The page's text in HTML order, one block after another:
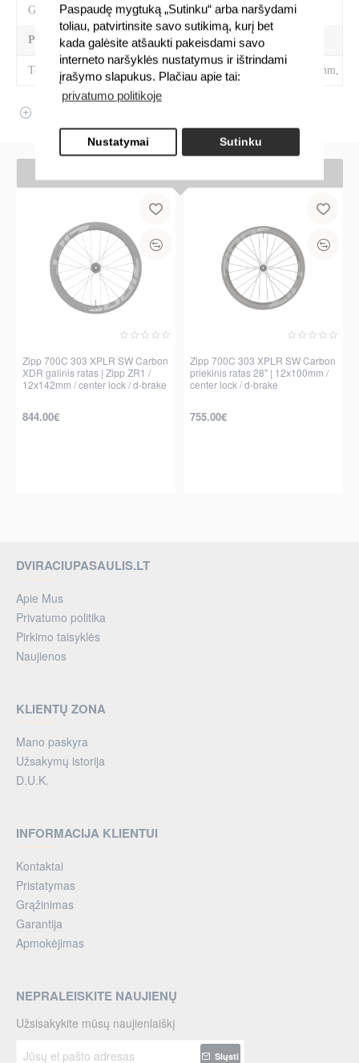
Paspaudę mygtuką „Sutinku“ arba naršydami
toliau, patvirtinsite savo sutikimą, kurį bet
kada galėsite atšaukti pakeisdami savo
interneto naršyklės nustatymus ir ištrindami
įrašymo slapukus. Plačiau apie tai:
privatumo politikoje
Nustatymai Sutinku
Gamintojas Zipp
PREKĖS SAVYBĖS
Techninės savybės 622 x 32, 12 x 142 mm,
Zipp 700C 303 XPLR SW Carbon
XDR galinis ratas | Zipp ZR1 /
12x142mm / center lock / d-brake
844.00€
Zipp 700C 303 XPLR SW Carbon
priekinis ratas 28" | 12x100mm /
center lock / d-brake
755.00€
DVIRACIUPASAULIS.LT
Apie Mus
Privatumo politika
Pirkimo taisyklės
Naujienos
KLIENTŲ ZONA
Mano paskyra
Užsakymų istorija
D.U.K.
INFORMACIJA KLIENTUI
Kontaktai
Pristatymas
Grąžinimas
Garantija
Apmokėjimas
NEPRALEISKITE NAUJIENŲ
Užsisakykite mūsų naujienlaiškį
Siųsti